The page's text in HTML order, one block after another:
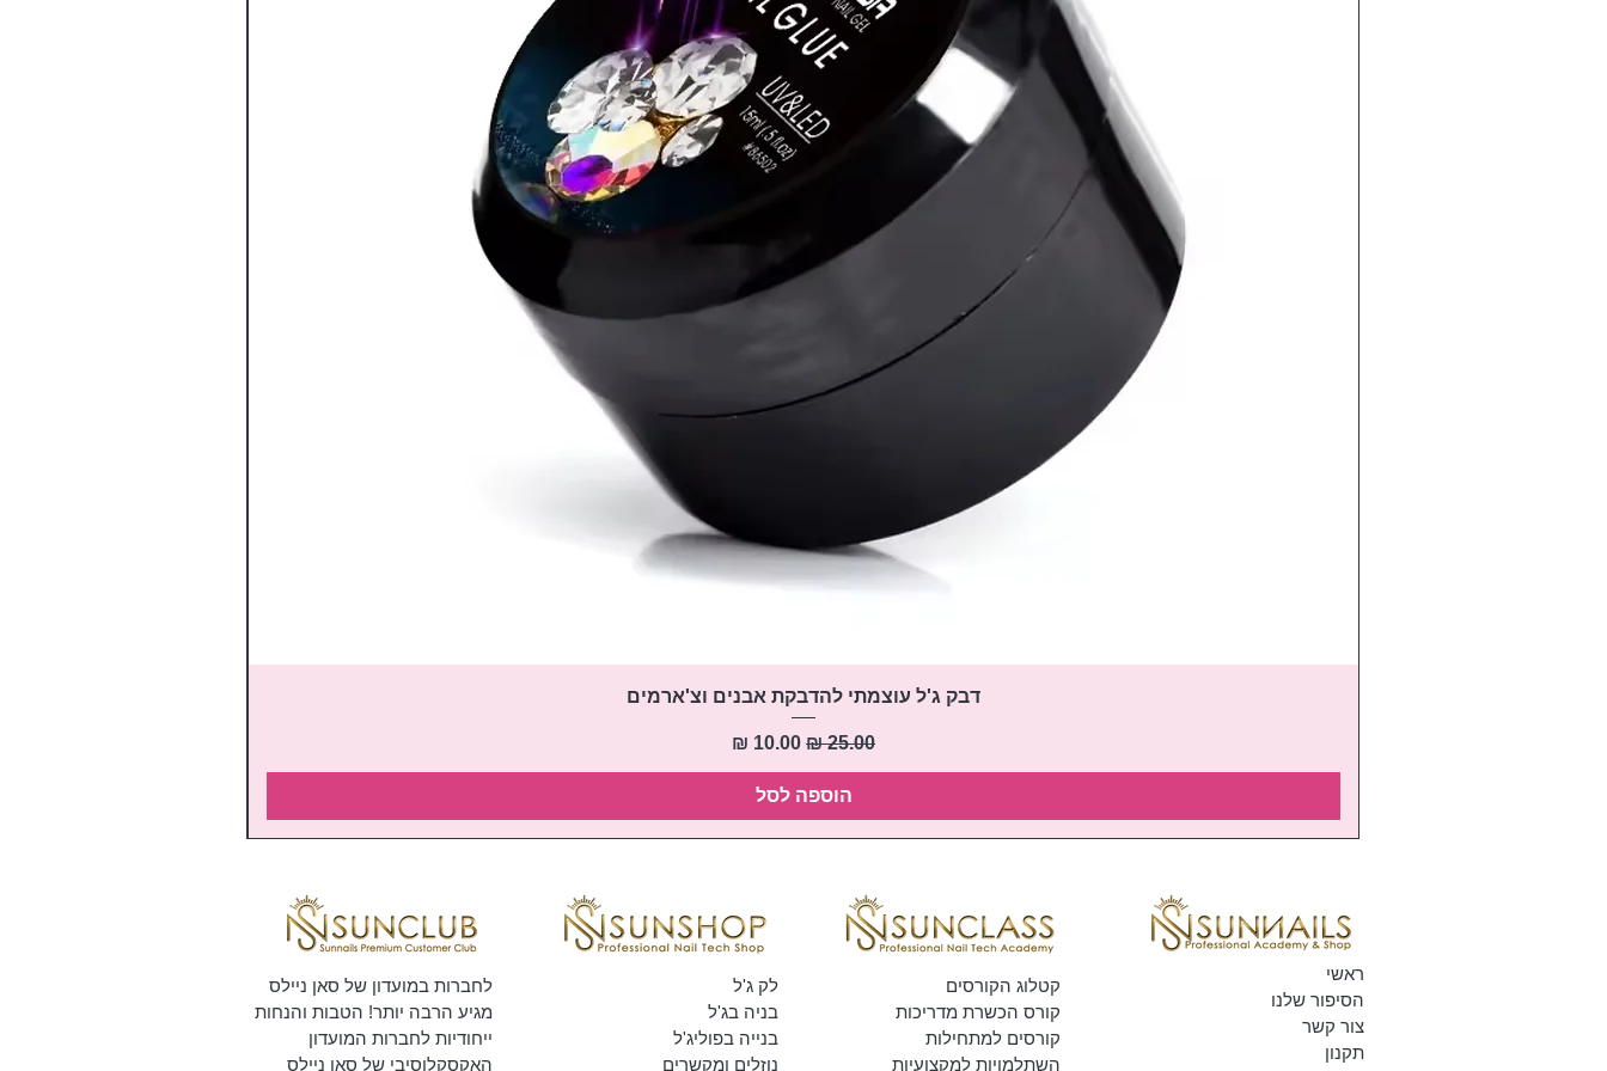
תצוגה מהירה
דבק ג'ל עוצמתי להדבקת אבנים וצ'ארמים
מחיר רגילמחיר מבצע
הוספה לסל
לחברות במועדון של סאן ניילס
מגיע הרבה יותר! הטבות והנחות
ייחודיות לחברות המועדון
האקסקלוסיבי של סאן ניילס
לק ג'ל
בניה בג'ל
בנייה בפוליג'ל
נוזלים ומקשרים
קטלוג הקורסים
קורס הכשרת מדריכות
קורסים למתחילות
השתלמויות למקצועיות
ראשי
הסיפור שלנו
צור קשר
תקנון